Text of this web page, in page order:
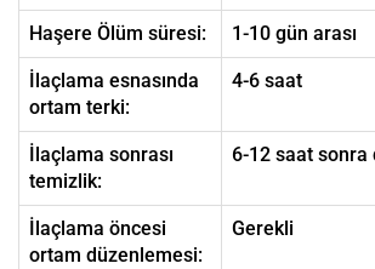
Haşere Ölüm süresi: 1-10 gün arası
İlaçlama esnasında
ortam terki:
4-6 saat
İlaçlama sonrası
temizlik:
6-12 saat sonra
İlaçlama öncesi
ortam düzenlemesi:
Gerekli